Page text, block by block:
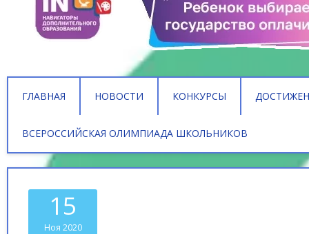
ГЛАВНАЯ НОВОСТИ КОНКУРСЫ
ВСЕРОССИЙСКАЯ ОЛИМПИАДА ШКОЛЬНИКОВ
15
Ноя 2020